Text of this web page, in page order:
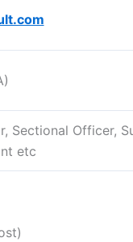
Sectional Officer,
etc